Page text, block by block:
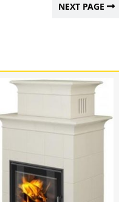
NEXT PAGE